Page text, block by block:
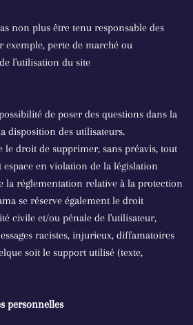
non plus être tenu responsable des
exemple, perte de marché ou
l'utilisation du site
de poser des questions dans la
disposition des utilisateurs.
le droit de supprimer, sans préavis, tout
en violation de la législation
la réglementation relative à la protection
se réserve également le droit
civile et/ou pénale de l'utilisateur,
racistes, injurieux, diffamatoires
soit le support utilisé (texte,
personnelles